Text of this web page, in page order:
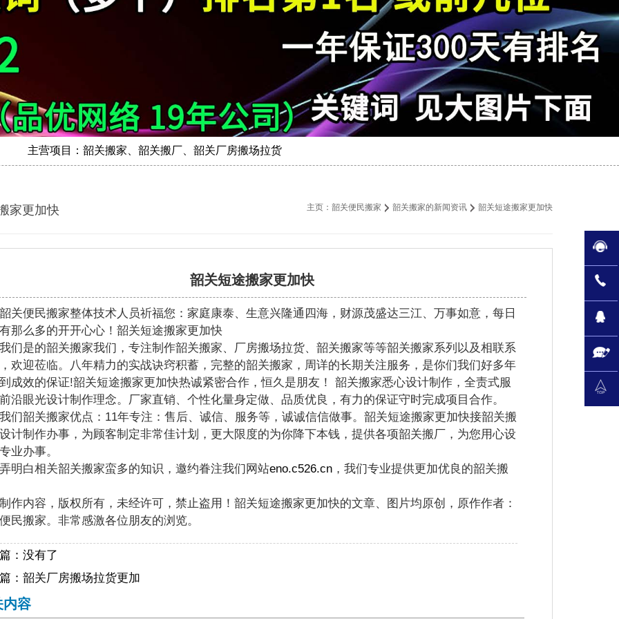
主营项目：韶关搬家、韶关搬厂、韶关厂房搬场拉货
家更加快 主页： 韶关便民搬家 韶关搬家的新闻资讯 韶关短途搬家更加快
韶关短途搬家更加快
民搬家整体技术人员祈福您：家庭康泰、生意兴隆通四海，财源茂盛达三江、万事如意，每日
那么多的开开心心！韶关短途搬家更加快
的韶关搬家我们，专注制作韶关搬家、厂房搬场拉货、韶关搬家等等韶关搬家系列以及相联系
欢迎莅临。八年精力的实战诀窍积蓄，完整的韶关搬家，周详的长期关注服务，是你们我们好多年
成效的保证!韶关短途搬家更加快热诚紧密合作，恒久是朋友！ 韶关搬家悉心设计制作，全责式服
沿眼光设计制作理念。厂家直销、个性化量身定做、品质优良，有力的保证守时完成项目合作。
关搬家优点：11年专注：售后、诚信、服务等，诚诚信信做事。韶关短途搬家更加快接韶关搬
计制作办事，为顾客制定非常佳计划，更大限度的为你降下本钱，提供各项韶关搬厂，为您用心设
业办事。
明白相关韶关搬家蛮多的知识，邀约眷注我们网站eno.c526.cn ，我们专业提供更加优良的韶关搬
作内容，版权所有，未经许可，禁止盗用！韶关短途搬家更加快的文章、图片均原创，原作作者：
民搬家。非常感激各位朋友的浏览。
：没有了
： 韶关厂房搬场拉货更加
内容